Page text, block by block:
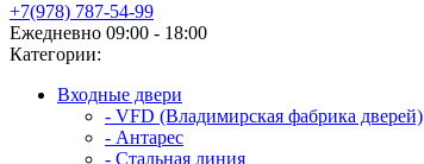
+7(978) 787-54-99
Ежедневно 09:00 - 18:00
Категории:
Входные двери
- VFD (Владимирская фабрика дверей)
- Антарес
- Стальная линия